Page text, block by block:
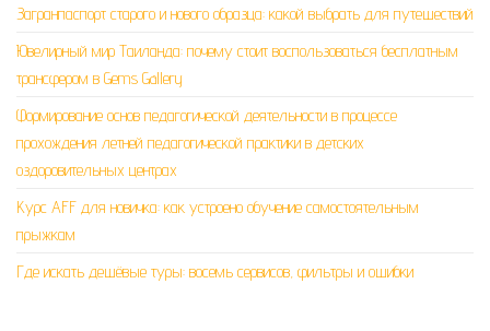
Загранпаспорт старого и нового образца: какой выбрать для путешествий
Ювелирный мир Таиланда: почему стоит воспользоваться бесплатным
трансфером в Gems Gallery
Формирование основ педагогической деятельности в процессе
прохождения летней педагогической практики в детских
оздоровительных центрах
Курс AFF для новичка: как устроено обучение самостоятельным
прыжкам
Где искать дешёвые туры: восемь сервисов, фильтры и ошибки